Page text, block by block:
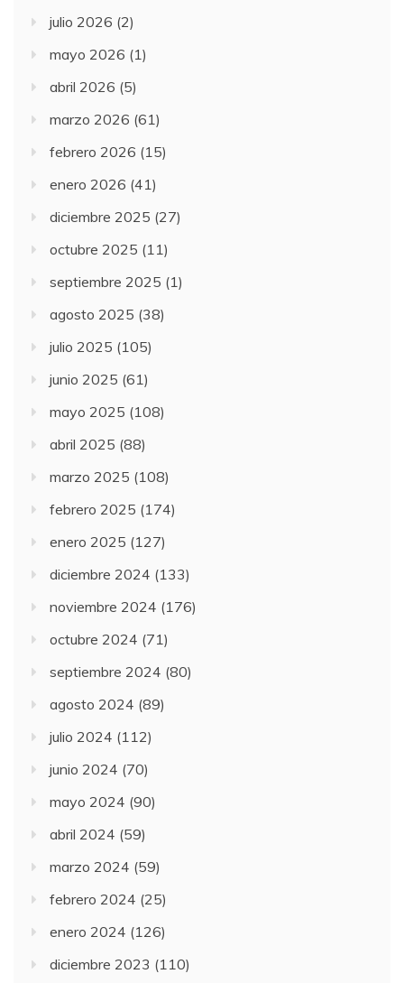
julio 2026 (2)
mayo 2026 (1)
abril 2026 (5)
marzo 2026 (61)
febrero 2026 (15)
enero 2026 (41)
diciembre 2025 (27)
octubre 2025 (11)
septiembre 2025 (1)
agosto 2025 (38)
julio 2025 (105)
junio 2025 (61)
mayo 2025 (108)
abril 2025 (88)
marzo 2025 (108)
febrero 2025 (174)
enero 2025 (127)
diciembre 2024 (133)
noviembre 2024 (176)
octubre 2024 (71)
septiembre 2024 (80)
agosto 2024 (89)
julio 2024 (112)
junio 2024 (70)
mayo 2024 (90)
abril 2024 (59)
marzo 2024 (59)
febrero 2024 (25)
enero 2024 (126)
diciembre 2023 (110)